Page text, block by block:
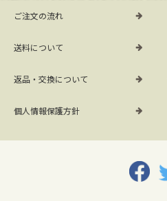
ご注文の流れ
送料について
返品・交換について
個人情報保護方針